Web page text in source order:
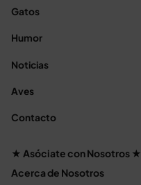
Gatos
Humor
Noticias
Aves
Contacto
★ Asóciate con Nosotros ★
Acerca de Nosotros